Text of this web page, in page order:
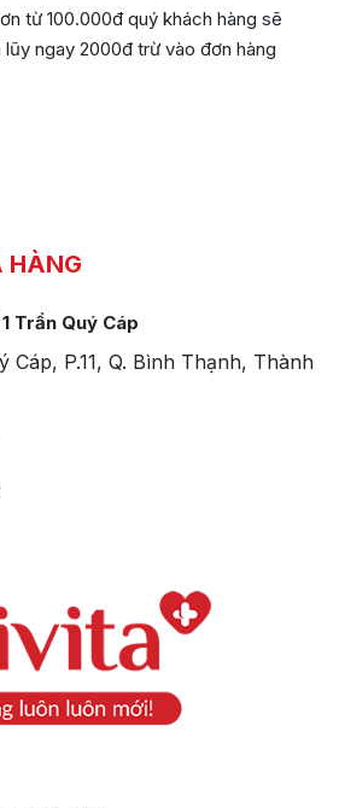
từ 100.000đ quý khách hàng sẽ
ngay 2000đ trừ vào đơn hàng
HÀNG
Trần Quý Cáp
Cáp, P.11, Q. Bình Thạnh, Thành